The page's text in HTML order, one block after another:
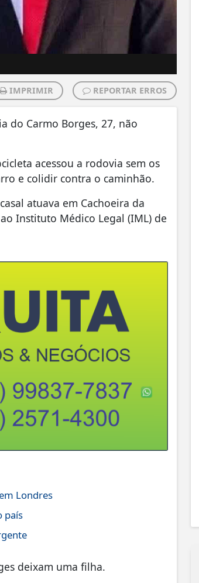
IMPRIMIR REPORTAR ERROS
do Carmo Borges, 27, não
acessou a rodovia sem os
e colidir contra o caminhão.
atuava em Cachoeira da
Instituto Médico Legal (IML) de
Londres
país
deixam uma filha.